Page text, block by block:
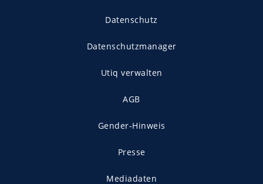
Datenschutz
Datenschutzmanager
Utiq verwalten
AGB
Gender-Hinweis
Presse
Mediadaten